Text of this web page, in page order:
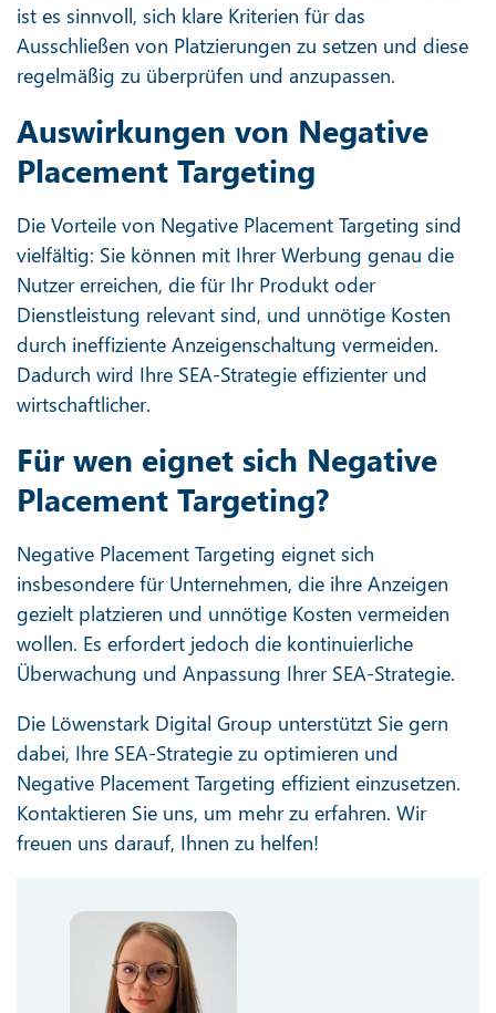
ist es sinnvoll, sich klare Kriterien für das
Ausschließen von Platzierungen zu setzen und diese
regelmäßig zu überprüfen und anzupassen.
Auswirkungen von Negative
Placement Targeting
Die Vorteile von Negative Placement Targeting sind
vielfältig: Sie können mit Ihrer Werbung genau die
Nutzer erreichen, die für Ihr Produkt oder
Dienstleistung relevant sind, und unnötige Kosten
durch ineffiziente Anzeigenschaltung vermeiden.
Dadurch wird Ihre SEA-Strategie effizienter und
wirtschaftlicher.
Für wen eignet sich Negative
Placement Targeting?
Negative Placement Targeting eignet sich
insbesondere für Unternehmen, die ihre Anzeigen
gezielt platzieren und unnötige Kosten vermeiden
wollen. Es erfordert jedoch die kontinuierliche
Überwachung und Anpassung Ihrer SEA-Strategie.
Die Löwenstark Digital Group unterstützt Sie gern
dabei, Ihre SEA-Strategie zu optimieren und
Negative Placement Targeting effizient einzusetzen.
Kontaktieren Sie uns, um mehr zu erfahren. Wir
freuen uns darauf, Ihnen zu helfen!